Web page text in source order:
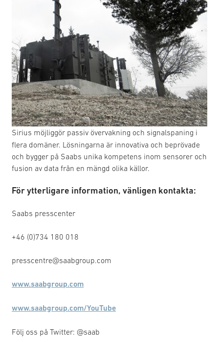
Sirius möjliggör passiv övervakning och signalspaning i
flera domäner. Lösningarna är innovativa och beprövade
och bygger på Saabs unika kompetens inom sensorer och
fusion av data från en mängd olika källor.
För ytterligare information, vänligen kontakta:
Saabs presscenter
+46 (0)734 180 018
presscentre@saabgroup.com
www.saabgroup.com
www.saabgroup.com/YouTube
Följ oss på Twitter: @saab